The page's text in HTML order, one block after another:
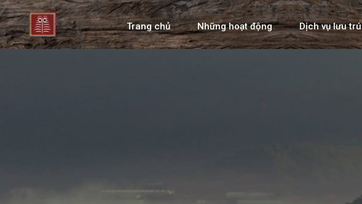
Trang chủ Những hoạt động Dịch vụ lưu trú